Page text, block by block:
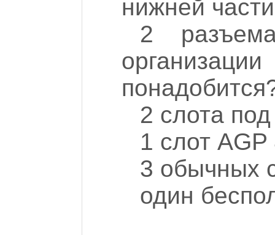
нижней
2
2 слота
1 слот AGP
3 обычных
один